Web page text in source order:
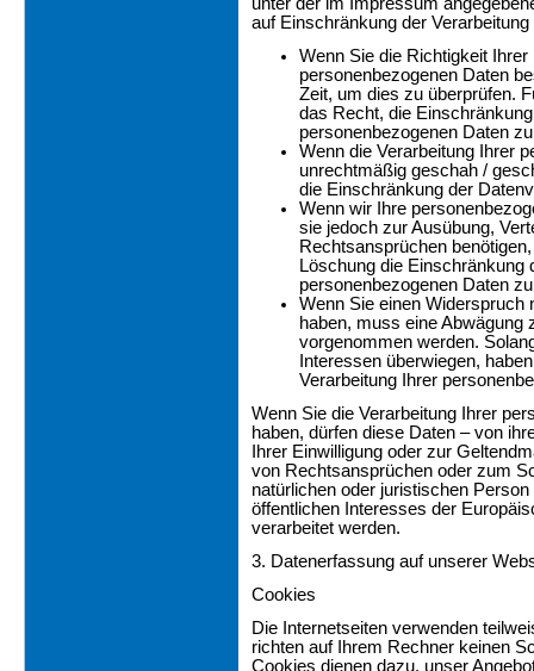
unter der im Impressum
auf Einschränkung der
Wenn Sie die Richtigkeit
personenbezogenen Daten
Zeit, um dies zu überprüfen.
das Recht, die
personenbezogenen Daten
Wenn die Verarbeitung Ihrer
unrechtmäßig geschah /
die Einschränkung der
Wenn wir Ihre
sie jedoch zur Ausübung,
Rechtsansprüchen
Löschung die Einschränkung
personenbezogenen Daten
Wenn Sie einen Widerspruch
haben, muss eine
vorgenommen werden.
Interessen überwiegen,
Verarbeitung Ihrer
Wenn Sie die Verarbeitung Ihrer
haben, dürfen diese Daten – von
Ihrer Einwilligung oder zur
von Rechtsansprüchen oder zum
natürlichen oder juristischen
öffentlichen Interesses der
verarbeitet werden.
3. Datenerfassung auf unserer
Cookies
Die Internetseiten verwenden
richten auf Ihrem Rechner keinen
Cookies dienen dazu, unser